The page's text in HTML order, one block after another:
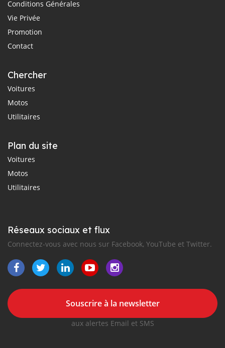
Conditions Générales
Vie Privée
Promotion
Contact
Chercher
Voitures
Motos
Utilitaires
Plan du site
Voitures
Motos
Utilitaires
Réseaux sociaux et flux
Connectez-vous avec nous sur Facebook, YouTube et Twitter.
Souscrire à la newsletter
aux alertes Email et SMS